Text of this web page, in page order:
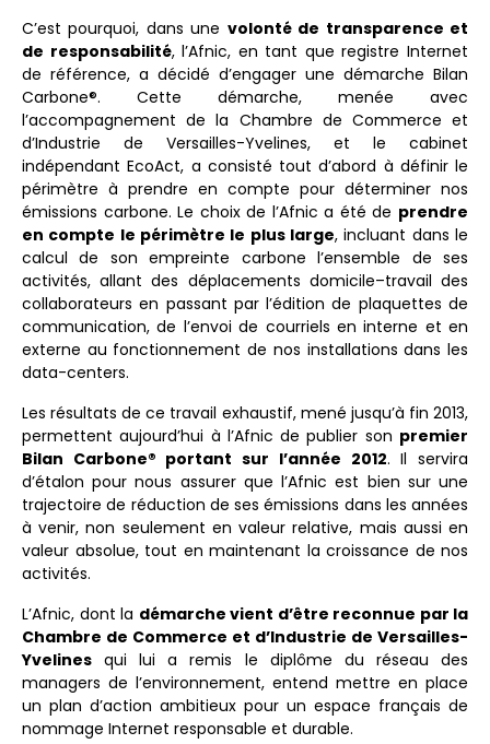
C’est pourquoi, dans une volonté de transparence et
de responsabilité, l’Afnic, en tant que registre Internet
de référence, a décidé d’engager une démarche Bilan
Carbone®. Cette démarche, menée avec
l’accompagnement de la Chambre de Commerce et
d’Industrie de Versailles-Yvelines, et le cabinet
indépendant EcoAct, a consisté tout d’abord à définir le
périmètre à prendre en compte pour déterminer nos
émissions carbone. Le choix de l’Afnic a été de prendre
en compte le périmètre le plus large, incluant dans le
calcul de son empreinte carbone l’ensemble de ses
activités, allant des déplacements domicile–travail des
collaborateurs en passant par l’édition de plaquettes de
communication, de l’envoi de courriels en interne et en
externe au fonctionnement de nos installations dans les
data-centers.
Les résultats de ce travail exhaustif, mené jusqu’à fin 2013,
permettent aujourd’hui à l’Afnic de publier son premier
Bilan Carbone® portant sur l’année 2012. Il servira
d’étalon pour nous assurer que l’Afnic est bien sur une
trajectoire de réduction de ses émissions dans les années
à venir, non seulement en valeur relative, mais aussi en
valeur absolue, tout en maintenant la croissance de nos
activités.
L’Afnic, dont la démarche vient d’être reconnue par la
Chambre de Commerce et d’Industrie de Versailles-
Yvelines qui lui a remis le diplôme du réseau des
managers de l’environnement, entend mettre en place
un plan d’action ambitieux pour un espace français de
nommage Internet responsable et durable.